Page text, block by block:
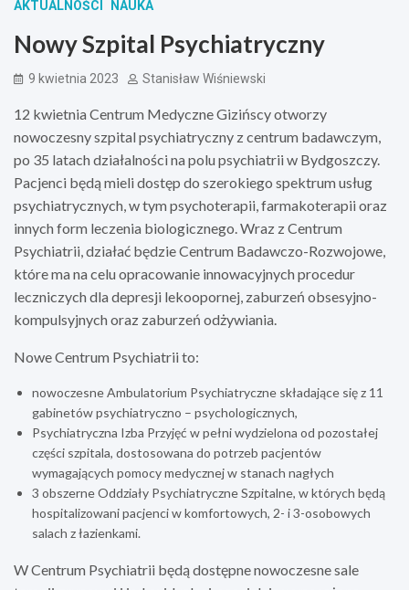
AKTUALNOŚCI NAUKA
Nowy Szpital Psychiatryczny
9 kwietnia 2023 Stanisław Wiśniewski
12 kwietnia Centrum Medyczne Gizińscy otworzy
nowoczesny szpital psychiatryczny z centrum badawczym,
po 35 latach działalności na polu psychiatrii w Bydgoszczy.
Pacjenci będą mieli dostęp do szerokiego spektrum usług
psychiatrycznych, w tym psychoterapii, farmakoterapii oraz
innych form leczenia biologicznego. Wraz z Centrum
Psychiatrii, działać będzie Centrum Badawczo-Rozwojowe,
które ma na celu opracowanie innowacyjnych procedur
leczniczych dla depresji lekoopornej, zaburzeń obsesyjno-
kompulsyjnych oraz zaburzeń odżywiania.
Nowe Centrum Psychiatrii to:
nowoczesne Ambulatorium Psychiatryczne składające się z 11
gabinetów psychiatryczno – psychologicznych,
Psychiatryczna Izba Przyjęć w pełni wydzielona od pozostałej
części szpitala, dostosowana do potrzeb pacjentów
wymagających pomocy medycznej w stanach nagłych
3 obszerne Oddziały Psychiatryczne Szpitalne, w których będą
hospitalizowani pacjenci w komfortowych, 2- i 3-osobowych
salach z łazienkami.
W Centrum Psychiatrii będą dostępne nowoczesne sale